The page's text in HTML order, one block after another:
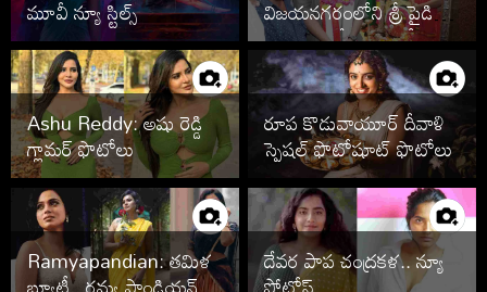
మూవీ న్యూ స్టిల్స్ విజయనగరంలోని శ్రీ పైడితల్లి
అమ్మవారి దేవస్థానంలో
వరుణ్ తేజ్ పూజలు
Ashu Reddy: అషు రెడ్డి
గ్లామర్ ఫొటోలు
రూప కొడువాయూర్ దీవాళి
స్పెషల్ ఫొటోషూట్ ఫొటోలు
Ramyapandian: త‌మిళ దేవ‌ర పాప చంద్ర‌క‌ళ.. న్యూ